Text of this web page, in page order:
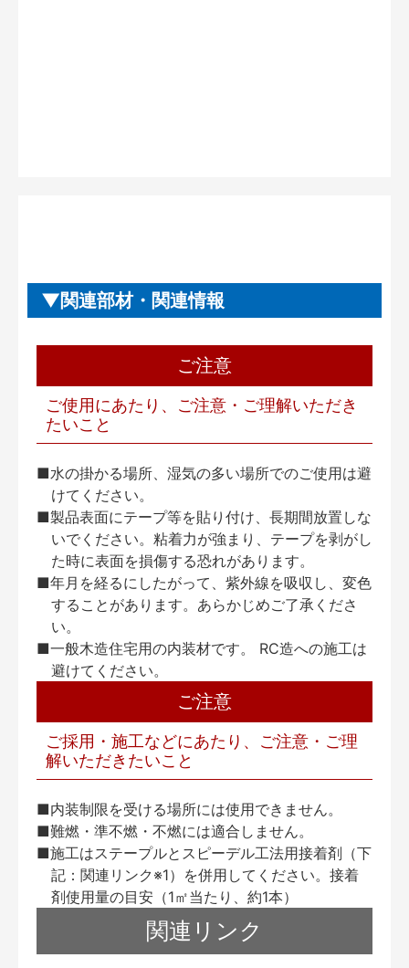
関連部材・関連情報
ご注意
ご使用にあたり、ご注意・ご理解いただき
たいこと
■水の掛かる場所、湿気の多い場所でのご使用は避
けてください。
■製品表面にテープ等を貼り付け、長期間放置しな
いでください。粘着力が強まり、テープを剥がし
た時に表面を損傷する恐れがあります。
■年月を経るにしたがって、紫外線を吸収し、変色
することがあります。あらかじめご了承くださ
い。
■一般木造住宅用の内装材です。 RC造への施工は
避けてください。
ご注意
ご採用・施工などにあたり、ご注意・ご理
解いただきたいこと
■内装制限を受ける場所には使用できません。
■難燃・準不燃・不燃には適合しません。
■施工はステープルとスピーデル工法用接着剤（下
記：関連リンク※1）を併用してください。接着
剤使用量の目安（1㎡当たり、約1本）
関連リンク